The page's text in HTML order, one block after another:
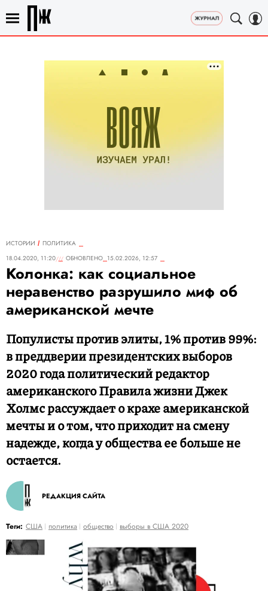
ИСТОРИИ
ПОЛИТИКА
18.04.2020, 11:20
ОБНОВЛЕНО 15.02.2026, 12:57
Колонка: как социальное
неравенство разрушило миф об
американской мечте
Популисты против элиты, 1% против 99%:
в преддверии президентских выборов
2020 года политический редактор
американского Правила жизни Джек
Холмс рассуждает о крахе американской
мечты и о том, что приходит на смену
надежде, когда у общества ее больше не
остается.
РЕДАКЦИЯ САЙТА
Теги: США политика общество выборы в США 2020